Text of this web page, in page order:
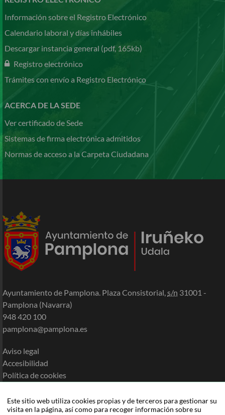
Este sitio web utiliza cookies propias y de terceros para gestionar su
visita en la página, así como para recoger información sobre su
Información sobre el Registro Electrónico
Calendario laboral y días inhábiles
Descargar instancia general (pdf, 165kb)
Registro electrónico
Trámites con envío a Registro Electrónico
ACERCA DE LA SEDE
Ver certificado de Sede
Sistemas de firma electrónica admitidos
Normas de acceso a la Carpeta Ciudadana
Ayuntamiento de Pamplona. Plaza Consistorial, s/n 31001 -
Pamplona (Navarra)
948 420 100
pamplona@pamplona.es
Aviso legal
Accesibilidad
Política de cookies
Mapa de la Sede
Ayuda